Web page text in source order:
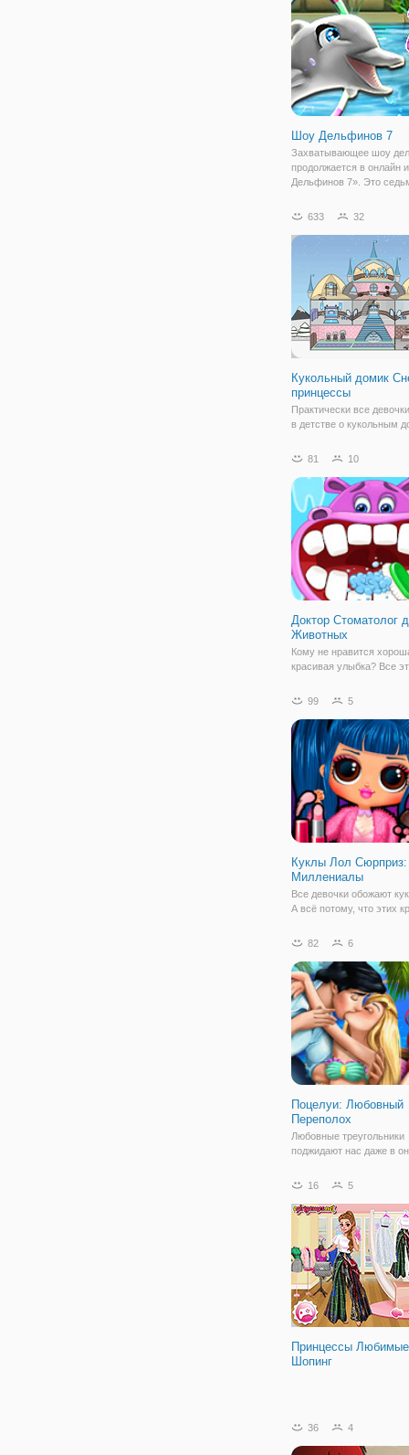
угощением? И в этой
Шоу Дельфинов 7
Захватывающее шоу
продолжается в онлайн
Дельфинов 7». Это
которые доступны не
устройствах. В новой
можем
633 32
Кукольный домик
принцессы
Практически все
в детстве о кукольным
менять в нем мебель и
кукол. В онлайн игре для
"Кукольный домик
81 10
Доктор Стоматолог
Животных
Кому не нравится
красивая улыбка? Все
чтобы смело улыбаться
лучше позаботьтесь о
числе если у вас есть
животное!
99 5
Куклы Лол Сюрприз:
Миллениалы
Все девочки обожают
А всё потому, что этих
самые красивые
игре "Куклы Лол
Миллениалы" маленькие
красавицы примерят на
82 6
Поцелуи: Любовный
Переполох
Любовные треугольники
поджидают нас даже в
Любовный Переполох".
русалочку Ариэль и
образе русалки.
просто - Эрик
16 5
Принцессы
Шопинг
36 4